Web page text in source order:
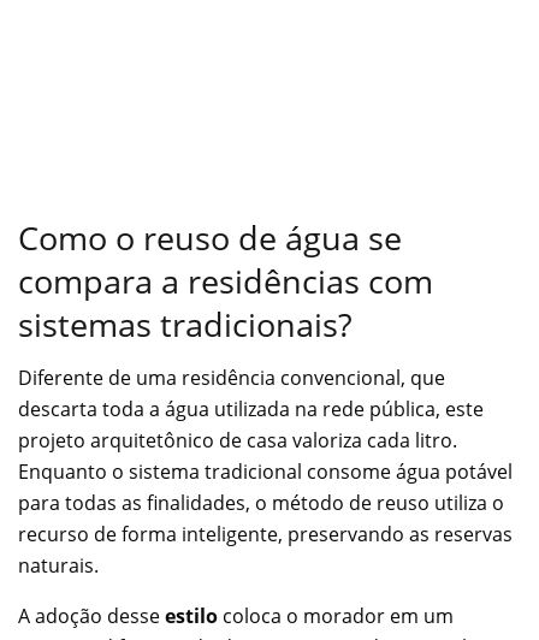
Como o reuso de água se
compara a residências com
sistemas tradicionais?
Diferente de uma residência convencional, que
descarta toda a água utilizada na rede pública, este
projeto arquitetônico de casa valoriza cada litro.
Enquanto o sistema tradicional consome água potável
para todas as finalidades, o método de reuso utiliza o
recurso de forma inteligente, preservando as reservas
naturais.
A adoção desseestilo coloca o morador em um